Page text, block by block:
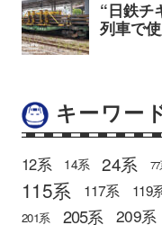
キーワー
12系 14系 24系
115系 117系 119
201系 205系 209系